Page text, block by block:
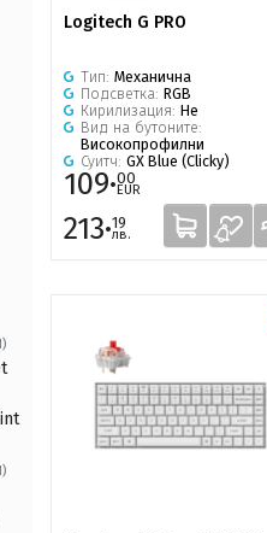
Logitech G PRO
Тип: Механична
Подсветка: RGB
Кирилизация: Не
Вид на бутоните:
Високопрофилни
Суитч: GX Blue (Clicky)
109·00
EUR
213·19
лв.